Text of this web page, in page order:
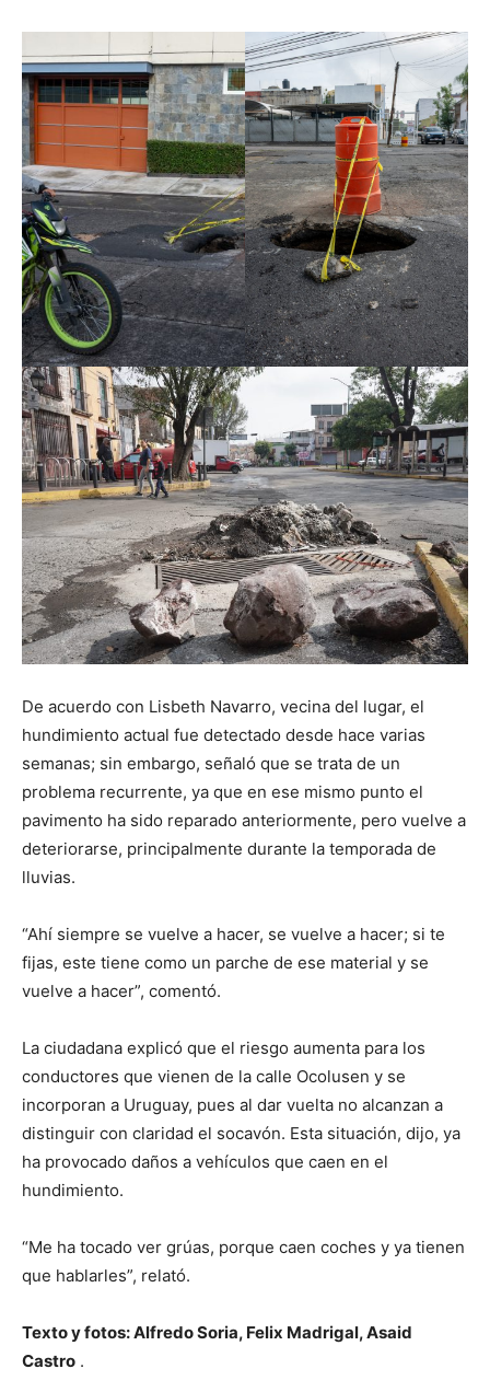
De acuerdo con Lisbeth Navarro, vecina del lugar, el
hundimiento actual fue detectado desde hace varias
semanas; sin embargo, señaló que se trata de un
problema recurrente, ya que en ese mismo punto el
pavimento ha sido reparado anteriormente, pero vuelve a
deteriorarse, principalmente durante la temporada de
lluvias.
“Ahí siempre se vuelve a hacer, se vuelve a hacer; si te
fijas, este tiene como un parche de ese material y se
vuelve a hacer”, comentó.
La ciudadana explicó que el riesgo aumenta para los
conductores que vienen de la calle Ocolusen y se
incorporan a Uruguay, pues al dar vuelta no alcanzan a
distinguir con claridad el socavón. Esta situación, dijo, ya
ha provocado daños a vehículos que caen en el
hundimiento.
“Me ha tocado ver grúas, porque caen coches y ya tienen
que hablarles”, relató.
Texto y fotos: Alfredo Soria, Felix Madrigal, Asaid
Castro .